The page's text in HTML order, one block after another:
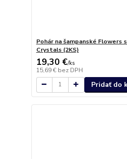
Pohár na šampanské Flowers
Crystals (2KS)
19,30 €/ks
15,69 € bez DPH
Pridať do